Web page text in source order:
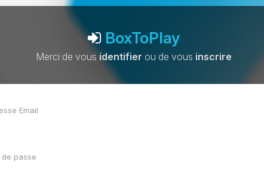
BoxToPlay
Merci de vousidentifier ou de vous inscrire